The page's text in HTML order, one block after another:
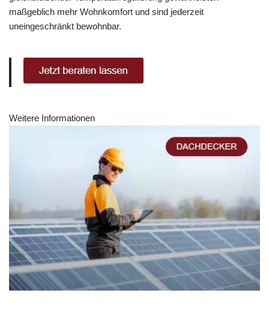
maßgeblich mehr Wohnkomfort und sind jederzeit
uneingeschränkt bewohnbar.
Weitere Informationen